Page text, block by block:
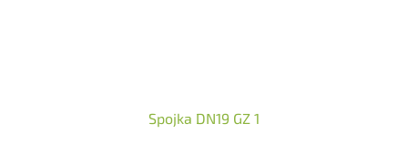
Spojka DN19 GZ 1